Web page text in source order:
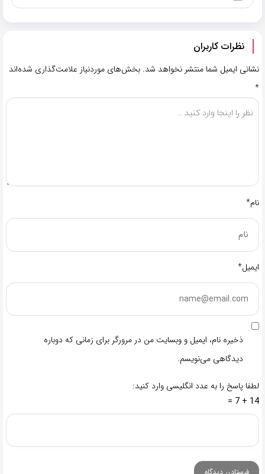
نظرات کاربران
نشانی ایمیل شما منتشر نخواهد شد. بخش‌های موردنیاز علامت‌گذاری شده‌اند
*
نام*
ایمیل*
ذخیره نام، ایمیل و وبسایت من در مرورگر برای زمانی که دوباره
دیدگاهی می‌نویسم.
لطفا پاسخ را به عدد انگلیسی وارد کنید:
14 + 7 =